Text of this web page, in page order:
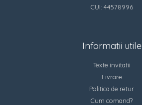
CUI: 44578996
Informatii utile
Texte invitatii
Livrare
Politica de retur
Cum comand?